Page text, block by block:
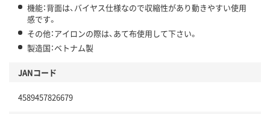
機能：背面は、バイヤス仕様なので収縮性があり動きやすい使用
感です。
その他：アイロンの際は、あて布使用して下さい。
製造国：ベトナム製
JANコード
4589457826679